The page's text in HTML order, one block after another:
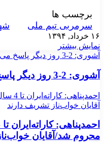
برچسب ها
سرمربی تیم ملی
۱۶ خرداد, ۱۳۹۴
نمایش بیشتر
آشوری: 2-3 روز دیگر پاسخ می‌دهیم!
آشوری: 2-3 روز دیگر پاسخ می‌دهیم!
آقایان خواب‌ناز تشریف دارند
محروم شد/آقایان